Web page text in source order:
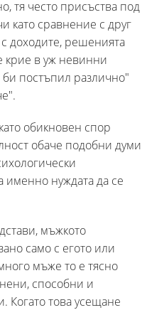
тя често присъства под
като сравнение с друг
доходите, решенията
крие в уж невинни
постъпил различно"
обикновен спор
обаче подобни думи
нуждата да се
мъжкото
само с егото или
мъже то е тясно
способни и
Когато това усещане